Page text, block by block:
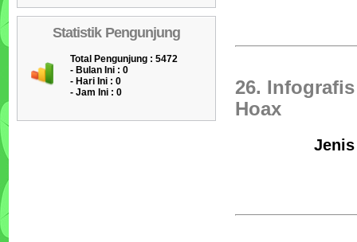
Statistik Pengunjung
Total Pengunjung : 5472
- Bulan Ini : 0
- Hari Ini : 0
- Jam Ini : 0
26.
Hoax